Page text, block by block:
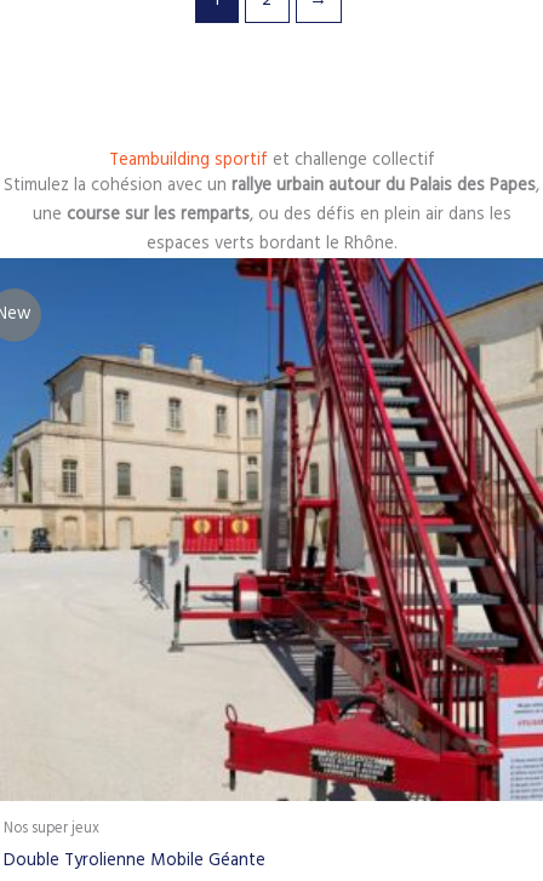
Teambuilding sportif et challenge collectif
Stimulez la cohésion avec un rallye urbain autour du Palais des Papes,
une course sur les remparts, ou des défis en plein air dans les
espaces verts bordant le Rhône.
Nos super jeux
Double Tyrolienne Mobile Géante